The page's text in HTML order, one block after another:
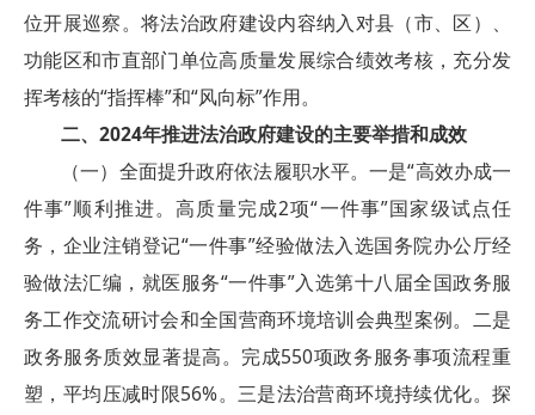
位开展巡察。将法治政府建设内容纳入对县（市、区）、
功能区和市直部门单位高质量发展综合绩效考核，充分发
挥考核的“指挥棒”和“风向标”作用。
二、2024年推进法治政府建设的主要举措和成效
（一）全面提升政府依法履职水平。一是“高效办成一
件事”顺利推进。高质量完成2项“一件事”国家级试点任
务，企业注销登记“一件事”经验做法入选国务院办公厅经
验做法汇编，就医服务“一件事”入选第十八届全国政务服
务工作交流研讨会和全国营商环境培训会典型案例。二是
政务服务质效显著提高。完成550项政务服务事项流程重
塑，平均压减时限56%。三是法治营商环境持续优化。探